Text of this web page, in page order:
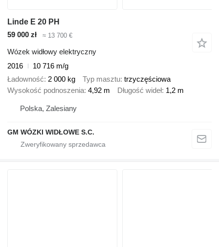
Linde E 20 PH
59 000 zł
≈ 13 700 €
Wózek widłowy elektryczny
2016
10 716 m/g
Ładowność 2 000 kg Typ masztu trzyczęściowa
Wysokość podnoszenia 4,92 m Długość wideł 1,2 m
Polska, Zalesiany
GM WÓZKI WIDŁOWE S.C.